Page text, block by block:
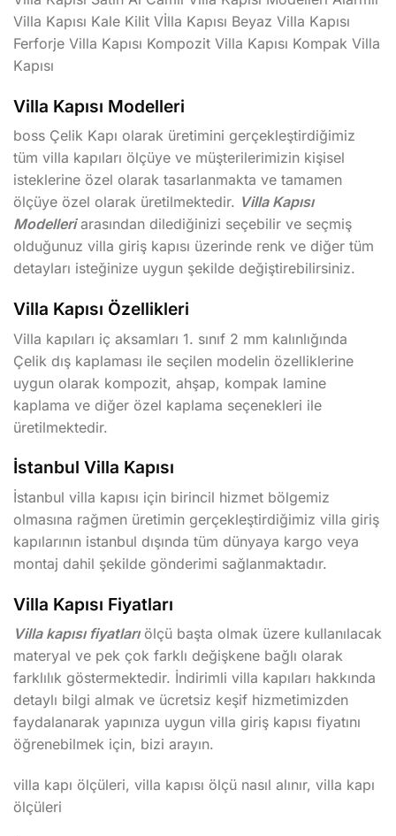
Villa Kapısı Kale Kilit Vİlla Kapısı Beyaz Villa Kapısı
Ferforje Villa Kapısı Kompozit Villa Kapısı Kompak Villa
Kapısı
Villa Kapısı Modelleri
boss Çelik Kapı olarak üretimini gerçekleştirdiğimiz
tüm villa kapıları ölçüye ve müşterilerimizin kişisel
isteklerine özel olarak tasarlanmakta ve tamamen
ölçüye özel olarak üretilmektedir. Villa Kapısı
Modelleriarasından dilediğinizi seçebilir ve seçmiş
olduğunuz villa giriş kapısı üzerinde renk ve diğer tüm
detayları isteğinize uygun şekilde değiştirebilirsiniz.
Villa Kapısı Özellikleri
Villa kapıları iç aksamları 1. sınıf 2 mm kalınlığında
Çelik dış kaplaması ile seçilen modelin özelliklerine
uygun olarak kompozit, ahşap, kompak lamine
kaplama ve diğer özel kaplama seçenekleri ile
üretilmektedir.
İstanbul Villa Kapısı
İstanbul villa kapısı için birincil hizmet bölgemiz
olmasına rağmen üretimin gerçekleştirdiğimiz villa giriş
kapılarının istanbul dışında tüm dünyaya kargo veya
montaj dahil şekilde gönderimi sağlanmaktadır.
Villa Kapısı Fiyatları
Villa kapısı fiyatlarıölçü başta olmak üzere kullanılacak
materyal ve pek çok farklı değişkene bağlı olarak
farklılık göstermektedir. İndirimli villa kapıları hakkında
detaylı bilgi almak ve ücretsiz keşif hizmetimizden
faydalanarak yapınıza uygun villa giriş kapısı fiyatını
öğrenebilmek için, bizi arayın.
villa kapı ölçüleri, villa kapısı ölçü nasıl alınır, villa kapı
ölçüleri